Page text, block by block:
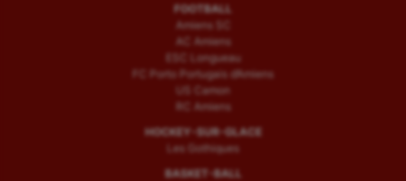
FOOTBALL
Amiens SC
AC Amiens
ESC Longueau
FC Porto Portugais d’Amiens
US Camon
RC Amiens
HOCKEY-SUR-GLACE
Les Gothiques
BASKET-BALL